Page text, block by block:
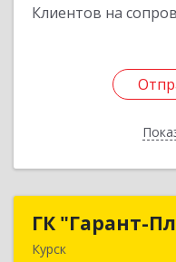
Клиентов на
ГК "Гарант-
Курск